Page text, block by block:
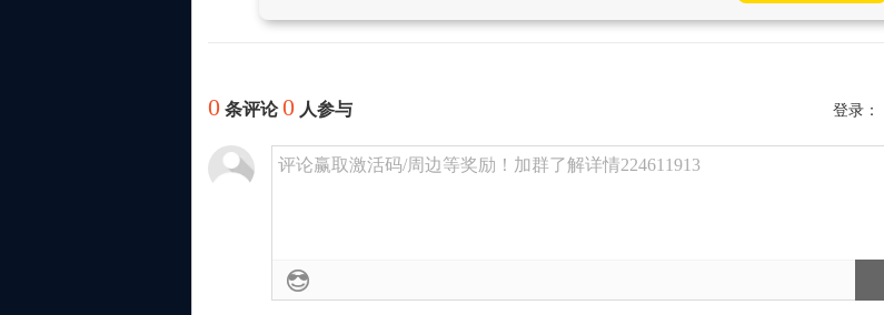
0 条评论0 人参与 登录：
评论赢取激活码/周边等奖励！加群了解详情224611913